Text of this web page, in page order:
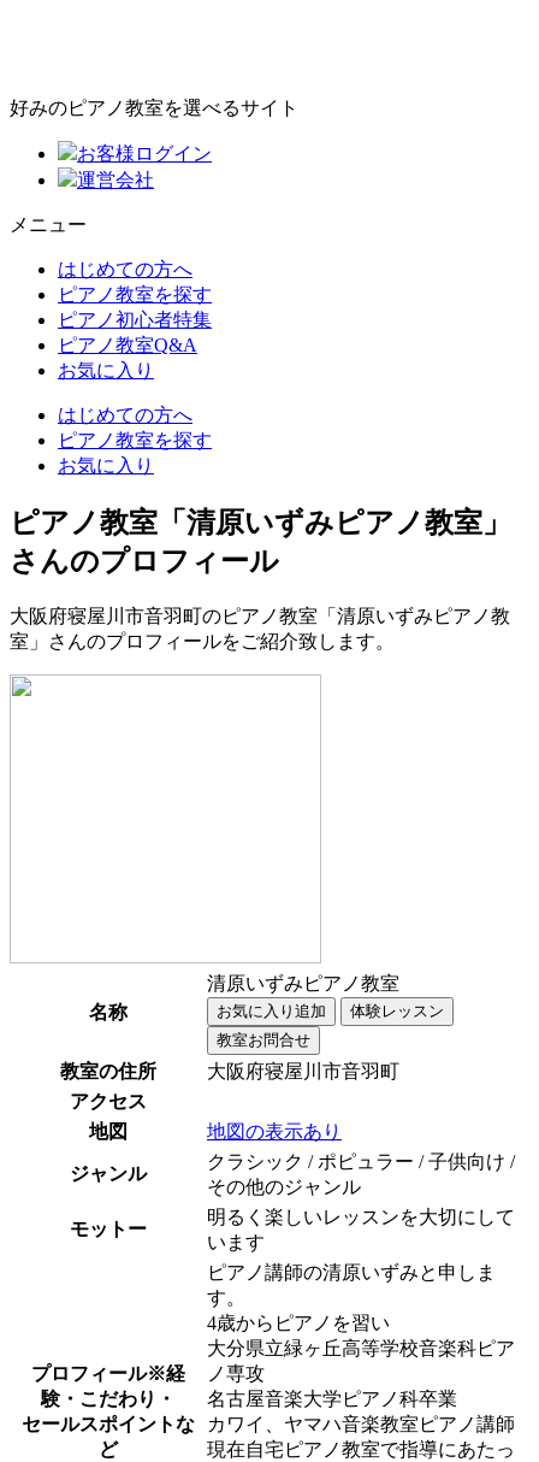
好みのピアノ教室を選べるサイト
お客様ログイン
運営会社
メニュー
はじめての方へ
ピアノ教室を探す
ピアノ初心者特集
ピアノ教室Q&A
お気に入り
はじめての方へ
ピアノ教室を探す
お気に入り
ピアノ教室「清原いずみピアノ教室」
さんのプロフィール
大阪府寝屋川市音羽町のピアノ教室「清原いずみピアノ教
室」さんのプロフィールをご紹介致します。
名称
清原いずみピアノ教室
教室の住所
大阪府寝屋川市音羽町
アクセス
地図
地図の表示あり
ジャンル
クラシック / ポピュラー / 子供向け /
その他のジャンル
モットー
明るく楽しいレッスンを大切にして
います
プロフィール※経
験・こだわり・
セールスポイントな
ど
ピアノ講師の清原いずみと申しま
す。
4歳からピアノを習い
大分県立緑ヶ丘高等学校音楽科ピア
ノ専攻
名古屋音楽大学ピアノ科卒業
カワイ、ヤマハ音楽教室ピアノ講師
現在自宅ピアノ教室で指導にあたっ